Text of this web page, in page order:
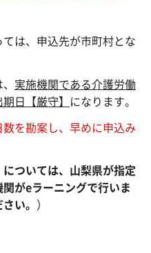
は、申込先が市町村とな
実施機関である介護労働
日【厳守】 になります。
を勘案し、早めに申込み
については、山梨県が指定
がeラーニングで行いま
い。 ）